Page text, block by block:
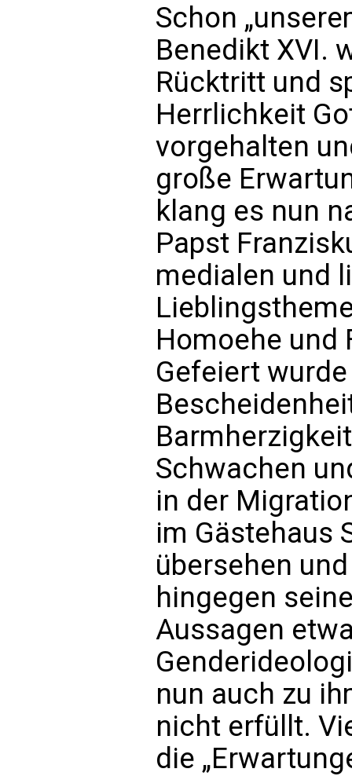
Schon
Benedikt XVI.
Rücktritt und
Herrlichkeit
vorgehalten
große
klang es nun
Papst
medialen und
Homoehe und
Gefeiert
Schwachen
in der
im Gästehaus
übersehen
hingegen
Aussagen
nun auch zu
nicht erfüllt.
die